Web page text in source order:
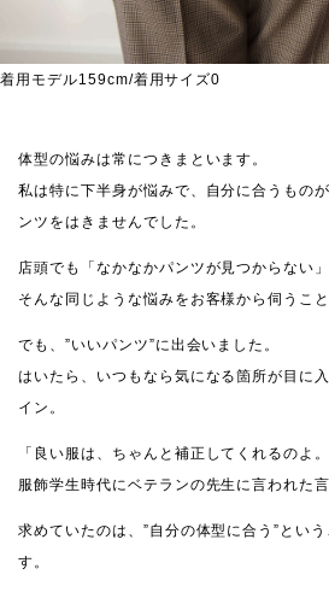
着用モデル159cm/着用サイズ0
体型の悩みは常につきまといます。
私は特に下半身が悩みで、自分に合うもの
ンツをはきませんでした。
店頭でも「なかなかパンツが見つからない」
そんな同じような悩みをお客様から伺うこと
でも、”いいパンツ”に出会いました。
はいたら、いつもなら気になる箇所が目に
イン。
「良い服は、ちゃんと補正してくれるのよ。
服飾学生時代にベテランの先生に言われた
求めていたのは、”自分の体型に合う”とい
す。